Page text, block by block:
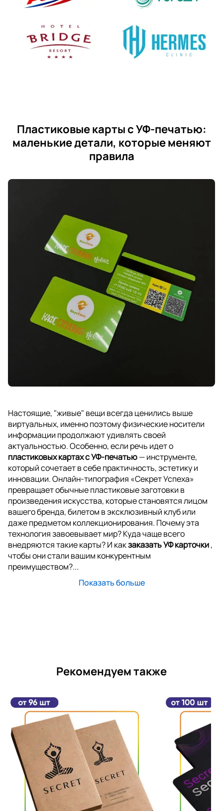
Пластиковые карты с УФ-печатью:
маленькие детали, которые меняют
правила
Настоящие, "живые" вещи всегда ценились выше
виртуальных, именно поэтому физические носители
информации продолжают удивлять своей
актуальностью. Особенно, если речь идет о
пластиковых картах с УФ-печатью— инструменте,
который сочетает в себе практичность, эстетику и
инновации. Онлайн-типография «Секрет Успеха»
превращает обычные пластиковые заготовки в
произведения искусства, которые становятся лицом
вашего бренда, билетом в эксклюзивный клуб или
даже предметом коллекционирования. Почему эта
технология завоевывает мир? Куда чаще всего
внедряются такие карты? И какзаказать УФ карточки,
чтобы они стали вашим конкурентным
преимуществом?...
Показать больше
Рекомендуем также